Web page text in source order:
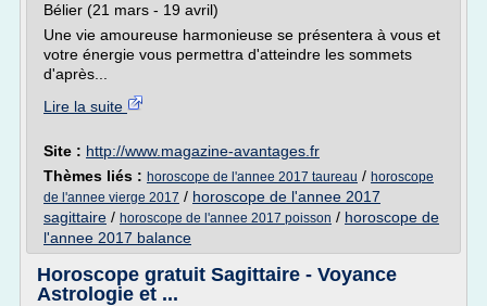
Bélier (21 mars - 19 avril)
Une vie amoureuse harmonieuse se présentera à vous et
votre énergie vous permettra d'atteindre les sommets
d'après...
Lire la suite
Site : http://www.magazine-avantages.fr
Thèmes liés : horoscope de l'annee 2017 taureau / horoscope
de l'annee vierge 2017 / horoscope de l'annee 2017
sagittaire / horoscope de l'annee 2017 poisson / horoscope de
l'annee 2017 balance
Horoscope gratuit Sagittaire - Voyance
Astrologie et ...